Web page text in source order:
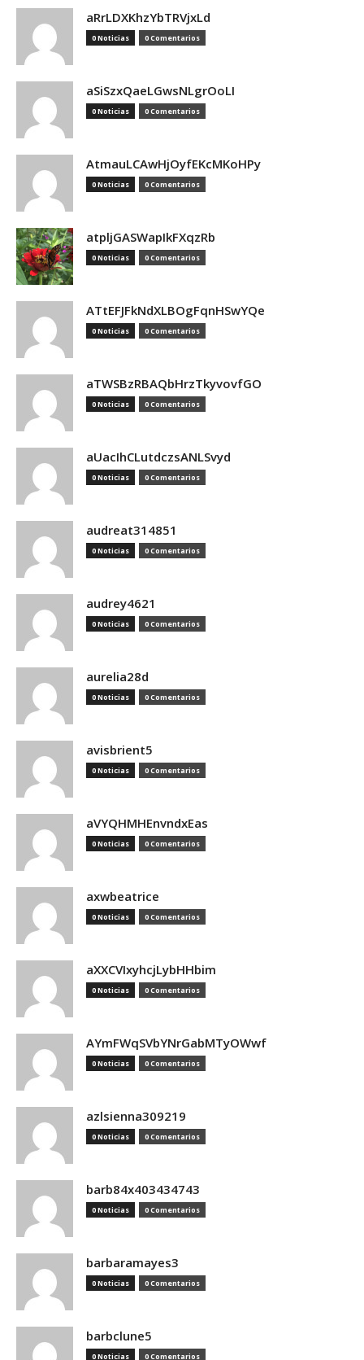
aRrLDXKhzYbTRVjxLd
0 Noticias 0 Comentarios
aSiSzxQaeLGwsNLgrOoLI
0 Noticias 0 Comentarios
AtmauLCAwHjOyfEKcMKoHPy
0 Noticias 0 Comentarios
atpljGASWapIkFXqzRb
0 Noticias 0 Comentarios
ATtEFJFkNdXLBOgFqnHSwYQe
0 Noticias 0 Comentarios
aTWSBzRBAQbHrzTkyvovfGO
0 Noticias 0 Comentarios
aUacIhCLutdczsANLSvyd
0 Noticias 0 Comentarios
audreat314851
0 Noticias 0 Comentarios
audrey4621
0 Noticias 0 Comentarios
aurelia28d
0 Noticias 0 Comentarios
avisbrient5
0 Noticias 0 Comentarios
aVYQHMHEnvndxEas
0 Noticias 0 Comentarios
axwbeatrice
0 Noticias 0 Comentarios
aXXCVIxyhcjLybHHbim
0 Noticias 0 Comentarios
AYmFWqSVbYNrGabMTyOWwf
0 Noticias 0 Comentarios
azlsienna309219
0 Noticias 0 Comentarios
barb84x403434743
0 Noticias 0 Comentarios
barbaramayes3
0 Noticias 0 Comentarios
barbclune5
0 Noticias 0 Comentarios